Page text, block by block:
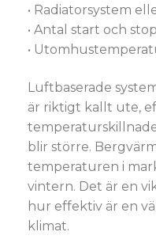
• Radiatorsystem
• Antal start och
•
Luftbaserade
är riktigt kallt ute,
blir större.
temperaturen i
vintern. Det är en
hur effektiv är en
klimat.